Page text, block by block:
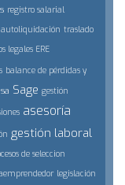
registro salarial
autoliquidación traslado
legales ERE
balance de pérdidas y
Sage gestión
asesoría
gestión laboral
de seleccion
legislación